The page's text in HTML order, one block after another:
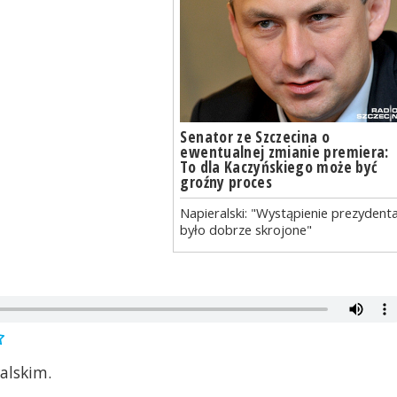
Senator ze Szczecina o
ewentualnej zmianie premiera:
To dla Kaczyńskiego może być
groźny proces
Napieralski: "Wystąpienie
było dobrze skrojone"